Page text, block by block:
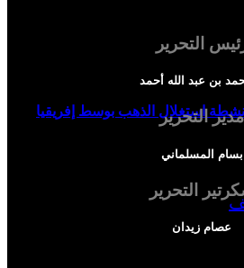
استغلال الذهب بوسط إفريقيا
التحرير
بن عبد الله أحمد
مدير التحرير
بسام المسلماني
التحرير
عصام زيدان